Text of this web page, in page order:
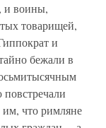
и воины,
товарищей,
и
бежали в
что римляне